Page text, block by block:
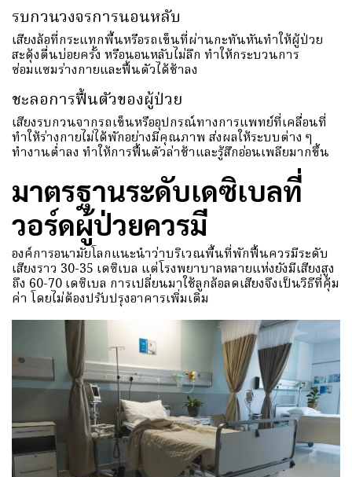
รบกวนวงจรการนอนหลับ
เสียงล้อที่กระแทกพื้นหรือรถเข็นที่ผ่านกะทันหันทำให้ผู้ป่วย
สะดุ้งตื่นบ่อยครั้ง หรือนอนหลับไม่ลึก ทำให้กระบวนการ
ซ่อมแซมร่างกายและฟื้นตัวได้ช้าลง
ชะลอการฟื้นตัวของผู้ป่วย
เสียงรบกวนจากรถเข็นหรืออุปกรณ์ทางการแพทย์ที่เคลื่อนที่
ทำให้ร่างกายไม่ได้พักอย่างมีคุณภาพ ส่งผลให้ระบบต่าง ๆ
ทำงานต่ำลง ทำให้การฟื้นตัวล่าช้าและรู้สึกอ่อนเพลียมากขึ้น
มาตรฐานระดับเดซิเบลที่
วอร์ดผู้ป่วยควรมี
องค์การอนามัยโลกแนะนำว่าบริเวณพื้นที่พักฟื้นควรมีระดับ
เสียงราว 30-35 เดซิเบล แต่โรงพยาบาลหลายแห่งยังมีเสียงสูง
ถึง 60-70 เดซิเบล การเปลี่ยนมาใช้ลูกล้อลดเสียงจึงเป็นวิธีที่คุ้ม
ค่า โดยไม่ต้องปรับปรุงอาคารเพิ่มเติม